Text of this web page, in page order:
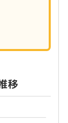
移